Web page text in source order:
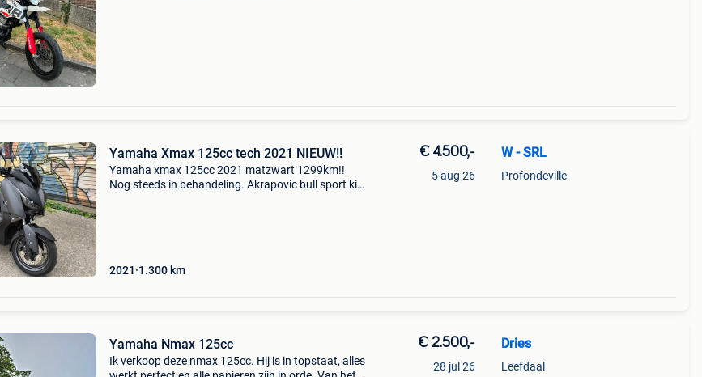
Yamaha Xmax 125cc tech 2021 NIEUW!!
Yamaha xmax 125cc 2021 matzwart 1299km!!
Nog steeds in behandeling. Akrapovic bull sport kit
2021 1.300 km
€ 4.500,-
5 aug 26
W - SRL
Profondeville
Yamaha Nmax 125cc
Ik verkoop deze nmax 125cc. Hij is in topstaat, alles
€ 2.500,-
28 jul 26
Dries
Leefdaal